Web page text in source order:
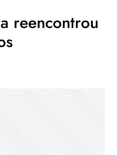
reencontrou